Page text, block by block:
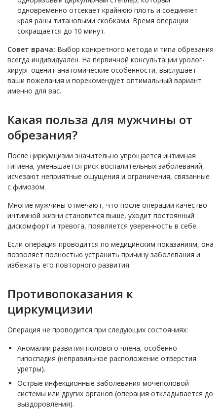
одновременно отсекает крайнюю плоть и соединяет
края раны титановыми скобками. Время операции
сокращается до 10 минут.
Совет врача: Выбор конкретного метода и типа обрезания
всегда индивидуален. На первичной консультации уролог-
хирург оценит анатомические особенности, выслушает
ваши пожелания и порекомендует оптимальный вариант
именно для вас.
Какая польза для мужчины от
обрезания?
После циркумцизии значительно упрощается интимная
гигиена, уменьшается риск воспалительных заболеваний,
исчезают неприятные ощущения и ограничения, связанные
с фимозом.
Многие мужчины отмечают, что после операции качество
интимной жизни становится выше, уходит постоянный
дискомфорт и тревога, появляется уверенность в себе.
Если операция проводится по медицинским показаниям, она
позволяет полностью устранить причину заболевания и
избежать его повторного развития.
Противопоказания к
циркумцизии
Операция не проводится при следующих состояниях:
Аномалии развития полового члена, особенно
гипоспадия (неправильное расположение отверстия
уретры).
Острые инфекционные заболевания мочеполовой
системы или других органов (операция откладывается до
выздоровления).